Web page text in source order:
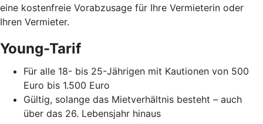
eine kostenfreie Vorabzusage für Ihre Vermieterin oder
Ihren Vermieter.
Young-Tarif
Für alle 18- bis 25-Jährigen mit Kautionen von 500
Euro bis 1.500 Euro
Gültig, solange das Mietverhältnis besteht – auch
über das 26. Lebensjahr hinaus